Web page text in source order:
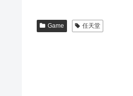
Game 任天堂